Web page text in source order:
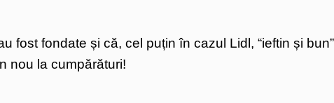
fost fondate și că, cel puțin în cazul Lidl, “ieftin și bun”
nou la cumpărături!